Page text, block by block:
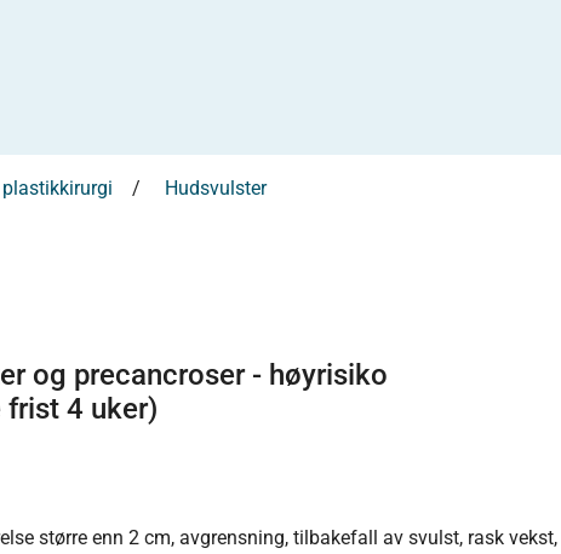
Hudsvulster
og precancroser - høyrisiko
4 uker)
større enn 2 cm, avgrensning, tilbakefall av svulst, rask vekst,